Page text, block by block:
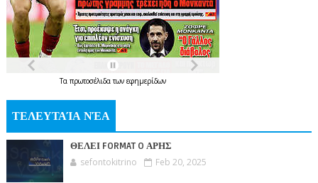
Τα πρωτοσέλιδατων εφημερίδων
ΤΕΛΕΥΤΑΊΑ ΝΈΑ
ΘΕΛΕΙ FORMAT O ΑΡΗΣ
sefontokitrino Feb 20, 2025